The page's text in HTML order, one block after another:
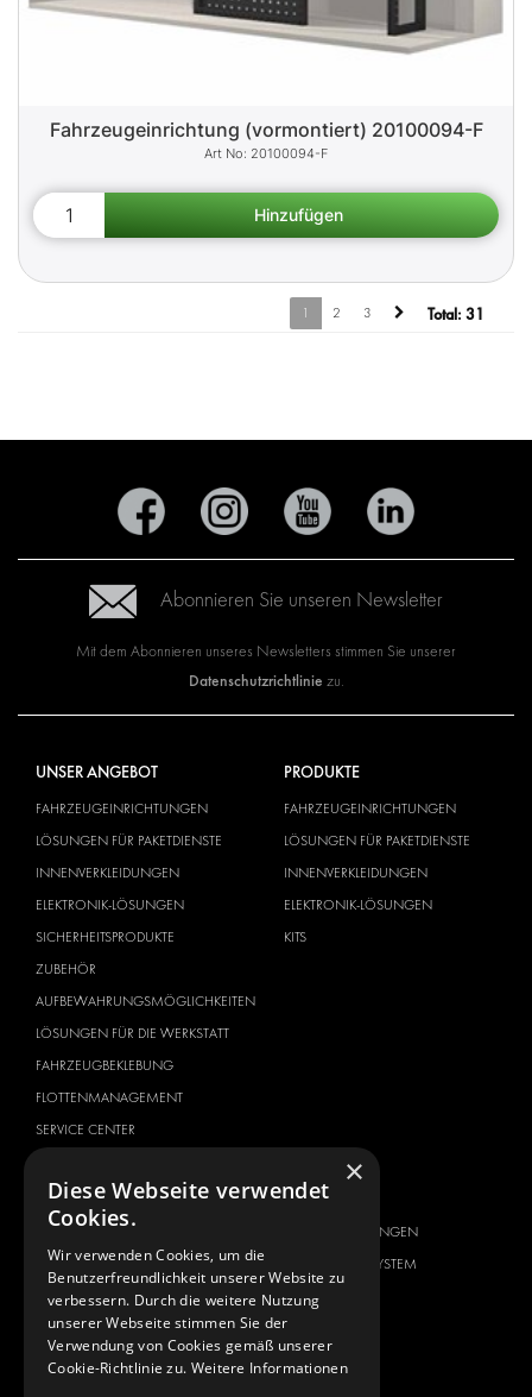
Fahrzeugeinrichtung (vormontiert) 20100094-F
20100094-F
1 2 3 Total: 31
Abonnieren Sie unseren Newsletter
Mit dem Abonnieren unseres Newsletters stimmen Sie unserer
Datenschutzrichtlinie zu.
UNSER ANGEBOT
FAHRZEUGEINRICHTUNGEN
LÖSUNGEN FÜR PAKETDIENSTE
INNENVERKLEIDUNGEN
ELEKTRONIK-LÖSUNGEN
SICHERHEITSPRODUKTE
ZUBEHÖR
AUFBEWAHRUNGSMÖGLICHKEITEN
LÖSUNGEN FÜR DIE WERKSTATT
FAHRZEUGBEKLEBUNG
FLOTTENMANAGEMENT
SERVICE CENTER
PRODUKTE
FAHRZEUGEINRICHTUNGEN
LÖSUNGEN FÜR PAKETDIENSTE
INNENVERKLEIDUNGEN
ELEKTRONIK-LÖSUNGEN
KITS
CITROËN
FIAT
FORD
HYUNDAI
IVECO
ÜBER UNS
KOMPLETTLÖSUNGEN
ÜBER MODUL-SYSTEM
DOWNLOADS
NEUIGKEITEN
KONTAKT
×
Diese Webseite verwendet
Cookies.
Wir verwenden Cookies, um die
Benutzerfreundlichkeit unserer Website zu
verbessern. Durch die weitere Nutzung
unserer Webseite stimmen Sie der
Verwendung von Cookies gemäß unserer
Cookie-Richtlinie zu. Weitere Informationen